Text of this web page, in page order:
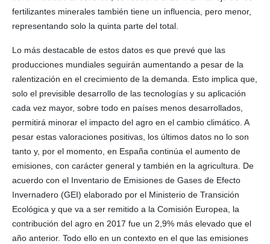
fertilizantes minerales también tiene un influencia, pero menor,
representando solo la quinta parte del total.
Lo más destacable de estos datos es que prevé que las
producciones mundiales seguirán aumentando a pesar de la
ralentización en el crecimiento de la demanda. Esto implica que,
solo el previsible desarrollo de las tecnologías y su aplicación
cada vez mayor, sobre todo en países menos desarrollados,
permitirá minorar el impacto del agro en el cambio climático. A
pesar estas valoraciones positivas, los últimos datos no lo son
tanto y, por el momento, en España continúa el aumento de
emisiones, con carácter general y también en la agricultura. De
acuerdo con el Inventario de Emisiones de Gases de Efecto
Invernadero (GEI) elaborado por el Ministerio de Transición
Ecológica y que va a ser remitido a la Comisión Europea, la
contribución del agro en 2017 fue un 2,9% más elevado que el
año anterior. Todo ello en un contexto en el que las emisiones